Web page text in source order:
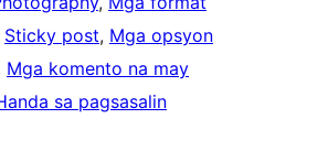
Sticky post, Mga opsyon
Mga komento na may
sa pagsasalin